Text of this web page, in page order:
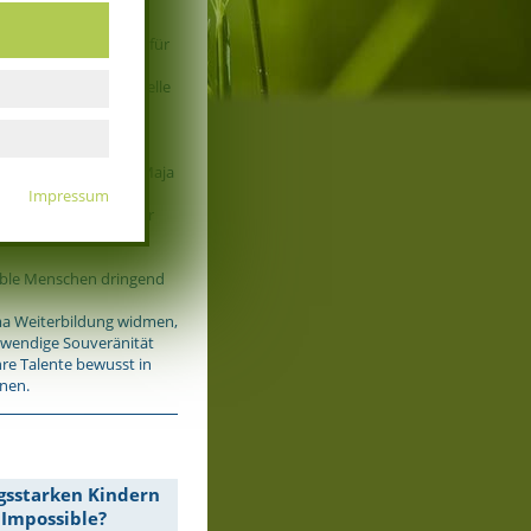
die weltweite Arbeit für
besonderen
von uns an der Stelle
und als überholt
wie z.B. Maja
nun entscheidend für
Menschen dringend
Weiterbildung widmen,
Souveränität
Talente bewusst in
Kindern
Impressum